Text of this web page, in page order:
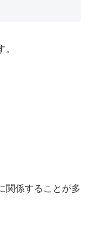
関係することが多